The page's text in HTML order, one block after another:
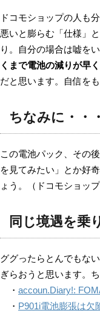
ドコモショップの人も
悪いと膨らむ「仕様」
り。自分の場合は嘘を
くまで電池の減りが早
だと思います。自信を
ちなみに・・・
この電池パック、その
を見てみたい」とか好
ょう。（ドコモショッ
同じ境遇を乗
ググったらとんでもな
ぎらおうと思います。
・ accoun.Diary!:
・ P901i電池膨張は欠